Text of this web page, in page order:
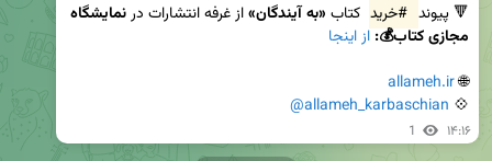
🔻 پیوند #خرید کتاب «به آیندگان» از غرفه انتشارات در
مجازی کتاب💰:از اینجا
🌐
allameh.ir
💠
@allameh_karbaschian
1 ۱۴:۱۶